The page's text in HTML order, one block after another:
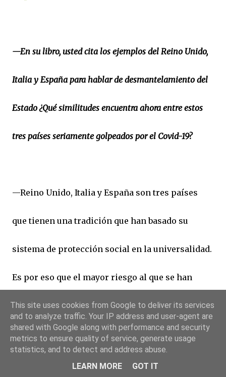
—En su libro, usted cita los ejemplos del Reino Unido,
Italia y España para hablar de desmantelamiento del
Estado ¿Qué similitudes encuentra ahora entre estos
tres países seriamente golpeados por el Covid-19?
—Reino Unido, Italia y España son tres países
que tienen una tradición que han basado su
sistema de protección social en la universalidad.
Es por eso que el mayor riesgo al que se han
enfrentado estos sistemas a la hora de
sobrellevar la crisis económica ha sido perder el
concepto de universalidad.
This site uses cookies from Google to deliver its services
and to analyze traffic. Your IP address and user-agent are
shared with Google along with performance and security
metrics to ensure quality of service, generate usage
statistics, and to detect and address abuse.
LEARN MORE
GOT IT